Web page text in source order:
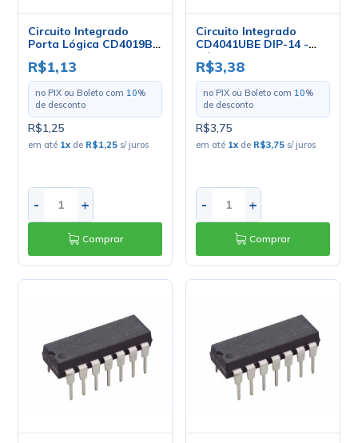
Circuito Integrado
Porta Lógica CD4019BE
Cód. Loja 1439 - Texas
R$1,13
no PIX ou Boleto com 10%
de desconto
R$1,25
em até 1x de R$1,25 s/ juros
- +
Comprar
Circuito Integrado
CD4041UBE DIP-14 -
Cód. Loja 3503 - Texas
R$3,38
no PIX ou Boleto com 10%
de desconto
R$3,75
em até 1x de R$3,75 s/ juros
- +
Comprar